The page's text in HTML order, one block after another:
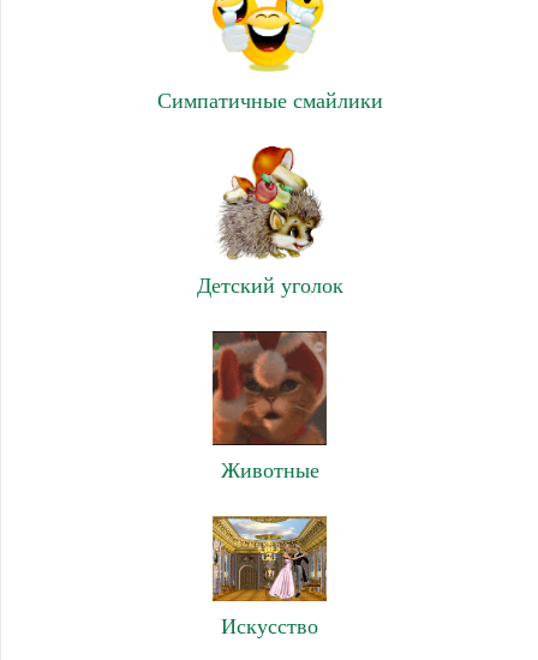
Симпатичные смайлики
Детский уголок
Животные
Искусство